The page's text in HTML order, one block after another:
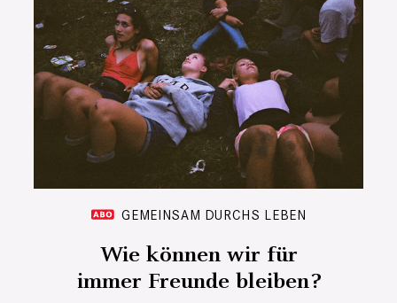
GEMEINSAM DURCHS LEBEN
Wie können wir für
immer Freunde bleiben?